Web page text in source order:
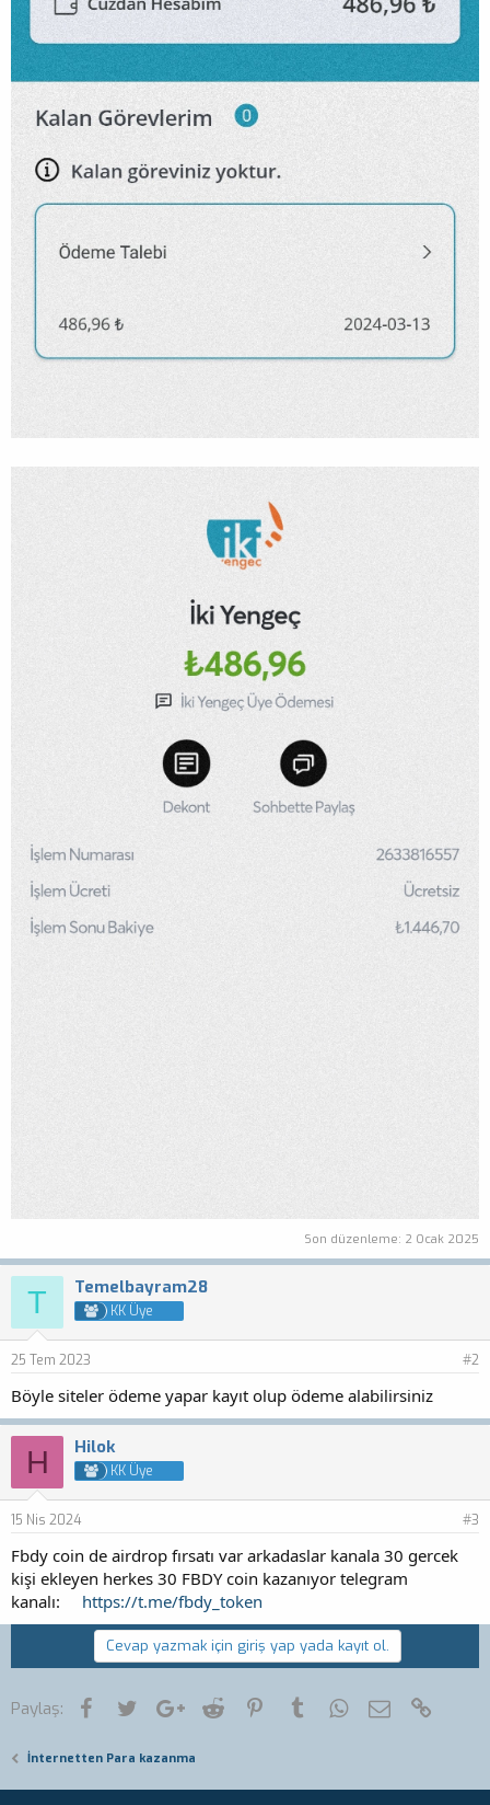
Son düzenleme: 2 Ocak 2025
T Temelbayram28
KK Üye
25 Tem 2023 #2
Böyle siteler ödeme yapar kayıt olup ödeme alabilirsiniz
H Hilok
KK Üye
15 Nis 2024 #3
Fbdy coin de airdrop fırsatı var arkadaslar kanala 30 gercek
kişi ekleyen herkes 30 FBDY coin kazanıyor telegram
kanalı:
https://t.me/fbdy_token
Cevap yazmak için giriş yap yada kayıt ol.
Paylaş: FacebookTwitterGoogle+
Reddit PinterestTumblrWhatsApp
E-posta
İnternetten Para kazanma